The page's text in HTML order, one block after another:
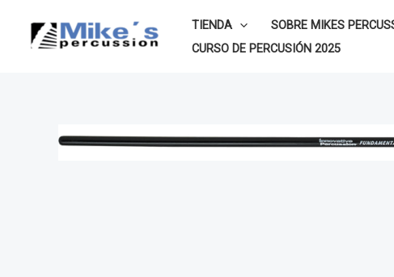
TIENDA SOBRE MIKES
CURSO DE PERCUSIÓN 2025